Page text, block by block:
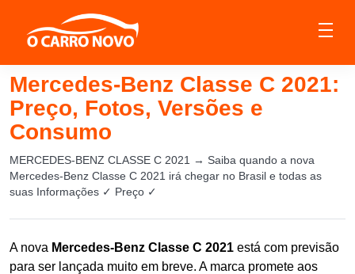
Mercedes-Benz Classe C 2021:
Preço, Fotos, Versões e
Consumo
MERCEDES-BENZ CLASSE C 2021 → Saiba quando a nova
Mercedes-Benz Classe C 2021 irá chegar no Brasil e todas as
suas Informações ✓ Preço ✓
A nova Mercedes-Benz Classe C 2021 está com previsão
para ser lançada muito em breve. A marca promete aos